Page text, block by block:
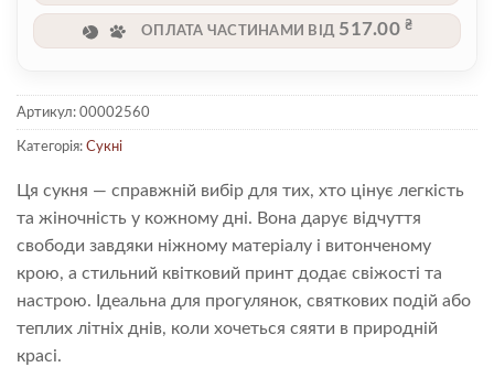
ОПЛАТА ЧАСТИНАМИ ВІД 517.00₴
Артикул: 00002560
Категорія: Сукні
Ця сукня — справжній вибір для тих, хто цінує легкість
та жіночність у кожному дні. Вона дарує відчуття
свободи завдяки ніжному матеріалу і витонченому
крою, а стильний квітковий принт додає свіжості та
настрою. Ідеальна для прогулянок, святкових подій або
теплих літніх днів, коли хочеться сяяти в природній
красі.